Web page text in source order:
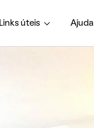
Links úteis Ajuda